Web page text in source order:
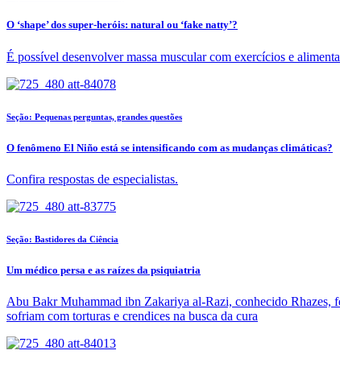
O ‘shape’ dos super-heróis: natural ou ‘fake natty’?
É possível desenvolver massa muscular com exercícios e
Seção: Pequenas perguntas, grandes questões
O fenômeno El Niño está se intensificando com as mudanças climáticas?
Confira respostas de especialistas.
Seção: Bastidores da Ciência
Um médico persa e as raízes da psiquiatria
Abu Bakr Muhammad ibn Zakariya al-Razi, conhecido Rhazes,
sofriam com torturas e crendices na busca da cura